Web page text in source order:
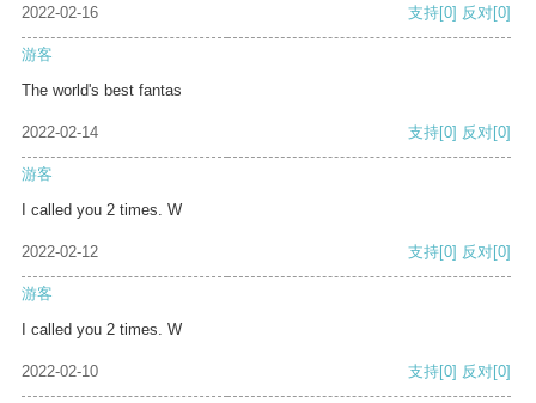
2022-02-16 支持[0] 反对[0]
游客
The world's best fantas
2022-02-14 支持[0] 反对[0]
游客
I called you 2 times. W
2022-02-12 支持[0] 反对[0]
游客
I called you 2 times. W
2022-02-10 支持[0] 反对[0]